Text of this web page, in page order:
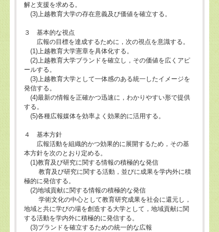
解と支援を求める。
(3)上越教育大学の存在意義及び価値を確立する。
３ 基本的な視点
広報の目標を達成するために，次の視点を意識する。
(1)上越教育大学憲章を具体化する。
(2)上越教育大学ブランドを確立し，その価値を広くアピ
ールする。
(3)上越教育大学として一体感のある統一したイメージを
発信する。
(4)最新の情報を正確かつ迅速に，わかりやすい形で提供
する。
(5)各種広報媒体を効率よく効果的に活用する。
４ 基本方針
広報活動を組織的かつ効果的に展開するため，その基
本方針を次のとおり定める。
(1)教育及び研究に関する情報の積極的な発信
教育及び研究に関する活動，並びに成果を学内外に積
極的に発信する。
(2)地域貢献に関する情報の積極的な発信
学術文化の中心として教育研究成果を社会に還元し，
地域と共に学びの場を創造する大学として，地域貢献に関
する活動を学内外に積極的に発信する。
(3)ブランドを確立するための統一的な広報